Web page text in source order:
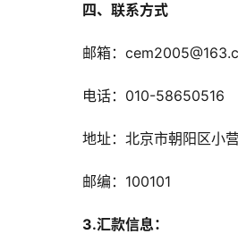
四、联系方式
邮箱：
电话：010-58650516
地址：北京市朝阳区小
邮编：100101
3.汇款信息：